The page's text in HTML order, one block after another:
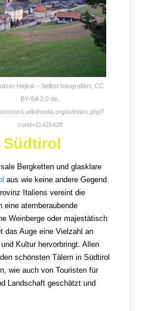
– Selbst fotografiert, CC
BY-SA 2.0 de,
w/index.php?
curid=11425428
Südtirol
Bergketten und glasklare
aus wie keine andere Gegend
Italiens vereint die
eine atemberaubende
Weinberge oder majestätisch
das Auge eine Vielzahl an
Kultur hervorbringt. Allen
schönsten Tälern in Südtirol
wie auch von Touristen für
Landschaft geschätzt und